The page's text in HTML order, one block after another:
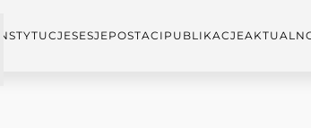
INSTYTUCJESESJEPOSTACI PUBLIKACJE